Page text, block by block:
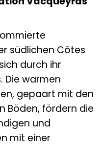
südlichen Côtes
durch ihr
Die warmen
gepaart mit den
Böden, fördern die
und
mit einer